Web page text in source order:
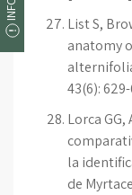
List S,
anatomy
43(6):
Lorca GG,
la
de